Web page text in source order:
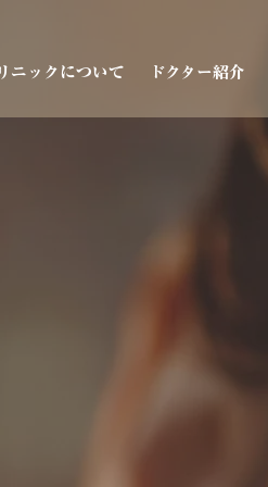
ニックについて ドクター紹介